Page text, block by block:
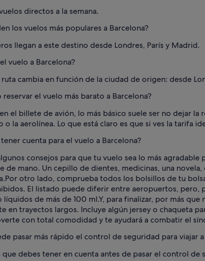
directos a la semana.
los vuelos más populares a Barcelona?
llegan a este destino desde Londres, París y Madrid.
vuelo a Barcelona?
cambia en función de la ciudad de origen: desde
el vuelo más barato a Barcelona?
el billete de avión, lo más básico suele ser no dejar
la aerolínea. Lo que está claro es que si ves la tarifa
cuenta para el vuelo a Barcelona?
consejos para que tu vuelo sea lo más agradable
de mano. Un cepillo de dientes, medicinas, una
Por otro lado, comprueba todos los bolsillos de tu
El listado puede diferir entre aeropuertos, pero,
líquidos de más de 100 ml.Y, para finalizar, por más
en trayectos largos. Incluye algún jersey o chaqueta
con total comodidad y te ayudará a combatir el
pasar más rápido el control de seguridad para viajar
que debes tener en cuenta antes de pasar el control